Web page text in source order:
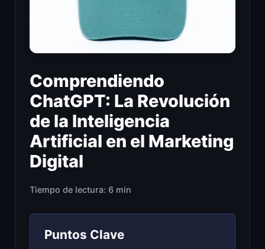
Comprendiendo
ChatGPT: La Revolución
de la Inteligencia
Artificial en el Marketing
Digital
Tiempo de lectura: 6 min
Puntos Clave